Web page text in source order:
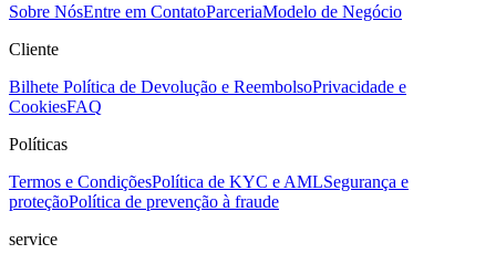
Sobre NósEntre em ContatoParceriaModelo de Negócio
Cliente
Bilhete Política de Devolução e ReembolsoPrivacidade e
CookiesFAQ
Políticas
Termos e CondiçõesPolítica de KYC e AMLSegurança e
proteçãoPolítica de prevenção à fraude
service